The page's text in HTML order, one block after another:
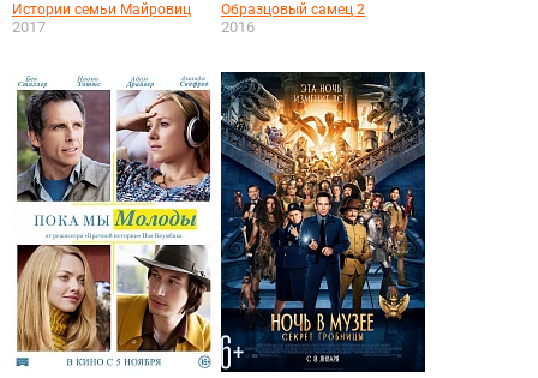
Истории семьи Майровиц
2017
Образцовый самец 2
2016